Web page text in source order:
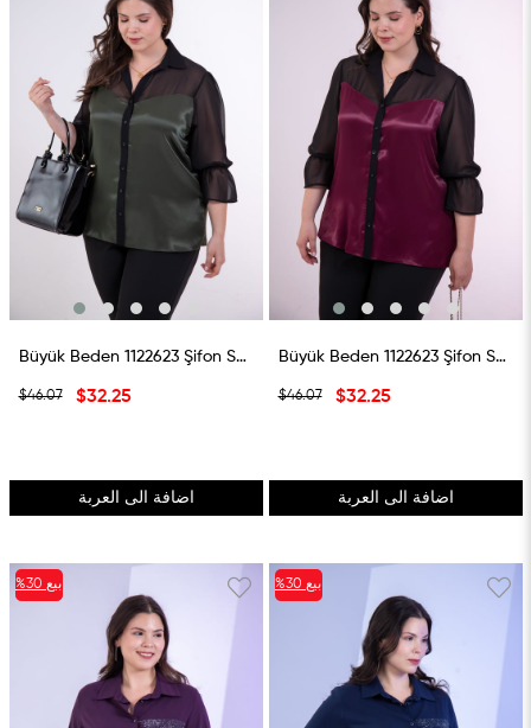
Büyük Beden 1122623 Şifon Saten Gömlek Haki
$32.25
$46.07
اضافة الى العربة
Büyük Beden 1122623 Şifon Saten Gömlek Bordo
$32.25
$46.07
اضافة الى العربة
%30 بيع %30 بيع